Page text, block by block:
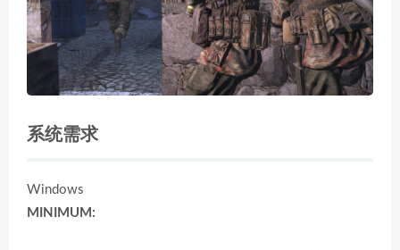
系统需求
Windows
MINIMUM: